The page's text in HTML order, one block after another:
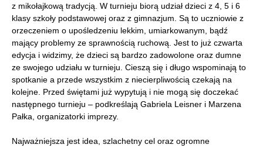
z mikołajkową tradycją. W turnieju biorą udział dzieci z 4, 5 i 6
klasy szkoły podstawowej oraz z gimnazjum. Są to uczniowie z
orzeczeniem o upośledzeniu lekkim, umiarkowanym, bądź
mający problemy ze sprawnością ruchową. Jest to już czwarta
edycja i widzimy, że dzieci są bardzo zadowolone oraz dumne
ze swojego udziału w turnieju. Cieszą się i długo wspominają to
spotkanie a przede wszystkim z niecierpliwością czekają na
kolejne. Przed świętami już wypytują i nie mogą się doczekać
następnego turnieju – podkreślają Gabriela Leisner i Marzena
Pałka, organizatorki imprezy.
Najważniejsza jest idea, szlachetny cel oraz ogromne